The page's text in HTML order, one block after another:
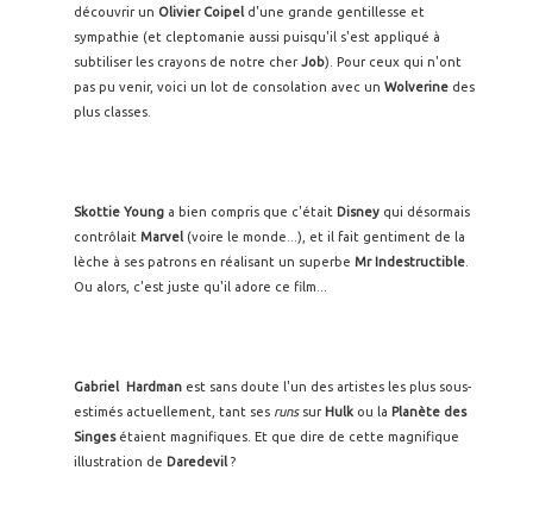
découvrir un Olivier Coipel d'une grande gentillesse et
sympathie (et cleptomanie aussi puisqu'il s'est appliqué à
subtiliser les crayons de notre cherJob). Pour ceux qui n'ont
pas pu venir, voici un lot de consolation avec un Wolverine des
plus classes.
Skottie Young a bien compris que c'était Disney qui désormais
contrôlait Marvel (voire le monde...), et il fait gentiment de la
lèche à ses patrons en réalisant un superbe Mr Indestructible
Ou alors, c'est juste qu'il adore ce film...
Gabriel Hardman est sans doute l'un des artistes les plus sous-
estimés actuellement, tant ses runssur Hulk ou la Planète des
Singesétaient magnifiques. Et que dire de cette magnifique
illustration de Daredevil ?